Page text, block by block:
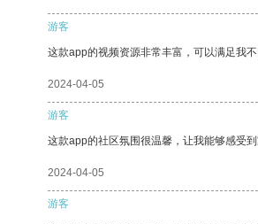
游客
这款app的视频资源非常丰富，可以满足我不
2024-04-05
游客
这款app的社区氛围很温馨，让我能够感受到
2024-04-05
游客